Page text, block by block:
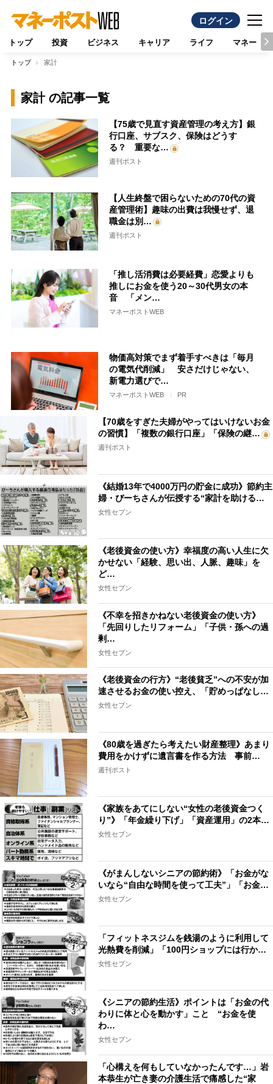
ログイン
トップ 投資 ビジネス キャリア ライフ マネー
トップ 家計
家計 の記事一覧
【75歳で見直す資産管理の考え方】銀
行口座、サブスク、保険はどうす
る？ 重要な…
週刊ポスト
【人生終盤で困らないための70代の資
産管理術】趣味の出費は我慢せず、退
職金は別…
週刊ポスト
「推し活消費は必要経費」恋愛よりも
推しにお金を使う20～30代男女の本
音 「メン…
マネーポストWEB
物価高対策でまず着手すべきは「毎月
の電気代削減」 安さだけじゃない、
新電力選びで…
マネーポストWEB PR
【70歳をすぎた夫婦がやってはいけないお金
の習慣】「複数の銀行口座」「保険の継…
週刊ポスト
《結婚13年で4000万円の貯金に成功》節約主
婦・ぴーちさんが伝授する“家計を助ける…
女性セブン
《老後資金の使い方》幸福度の高い人生に欠
かせない「経験、思い出、人脈、趣味」を
ど…
女性セブン
《不幸を招きかねない老後資金の使い方》
「先回りしたリフォーム」「子供・孫への過
剰…
女性セブン
《老後資金の行方》“老後貧乏”への不安が加
速させるお金の使い控え、「貯めっぱなし…
女性セブン
《80歳を過ぎたら考えたい財産整理》あまり
費用をかけずに遺言書を作る方法 事前…
週刊ポスト
《家族をあてにしない“女性の老後資金つく
り”》「年金繰り下げ」「資産運用」の2本…
女性セブン
《がまんしないシニアの節約術》「お金がな
いなら“自由な時間を使って工夫”」「お金…
女性セブン
「フィットネスジムを銭湯のように利用して
光熱費を削減」「100円ショップには行か…
女性セブン
《シニアの節約生活》ポイントは「お金の代
わりに体と心を動かす」こと “お金を使
わ…
女性セブン
「心構えを何もしていなかったんです…」岩
本恭生が亡き妻の介護生活で痛感した“家